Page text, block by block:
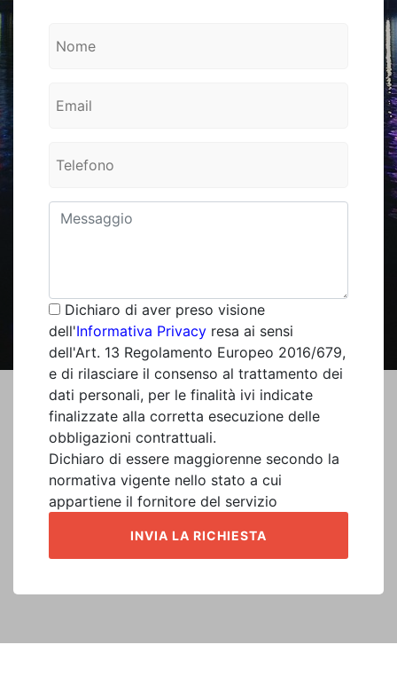
Dichiaro di aver preso visione
dell'Informativa Privacy resa ai sensi
dell'Art. 13 Regolamento Europeo 2016/679,
e di rilasciare il consenso al trattamento dei
dati personali, per le finalità ivi indicate
finalizzate alla corretta esecuzione delle
obbligazioni contrattuali.
Dichiaro di essere maggiorenne secondo la
normativa vigente nello stato a cui
appartiene il fornitore del servizio